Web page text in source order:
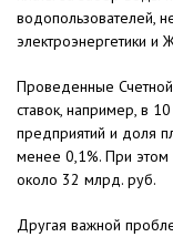
водопользователей,
электроэнергетики и
Проведенные Счетной
ставок, например, в
предприятий и доля
менее 0,1%. При
около 32 млрд. руб.
Другая важной